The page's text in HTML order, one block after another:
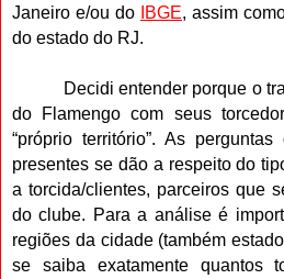
Janeiro e/ou do
IBGE, assim
do estado do RJ.
Decidi entender porque o
do Flamengo com seus
“próprio território”. As
presentes se dão a respeito do
a torcida/clientes, parceiros que
do clube. Para a análise é
regiões da cidade (também
se saiba exatamente quantos